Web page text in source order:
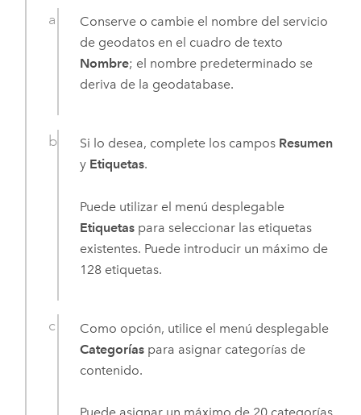
Conserve o cambie el nombre del servicio
de geodatos en el cuadro de texto
Nombre; el nombre predeterminado se
deriva de la geodatabase.
Si lo desea, complete los campos Resumen
y Etiquetas.
Puede utilizar el menú desplegable
Etiquetas para seleccionar las etiquetas
existentes. Puede introducir un máximo de
128 etiquetas.
Como opción, utilice el menú desplegable
Categorías para asignar categorías de
contenido.